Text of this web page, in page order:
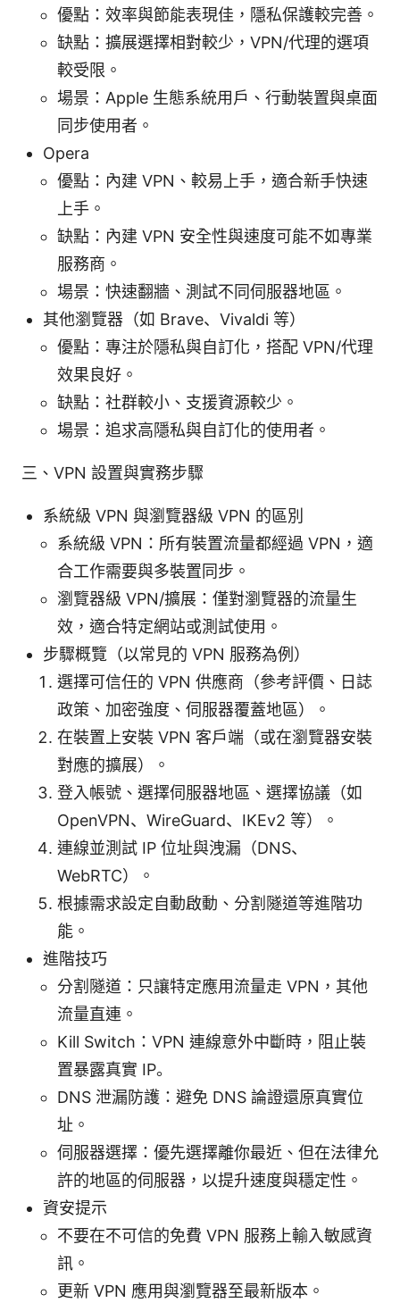
優點：效率與節能表現佳，隱私保護較完善。
缺點：擴展選擇相對較少，VPN/代理的選項
較受限。
場景：Apple 生態系統用戶、行動裝置與桌面
同步使用者。
Opera
優點：內建 VPN、較易上手，適合新手快速
上手。
缺點：內建 VPN 安全性與速度可能不如專業
服務商。
場景：快速翻牆、測試不同伺服器地區。
其他瀏覽器（如 Brave、Vivaldi 等）
優點：專注於隱私與自訂化，搭配 VPN/代理
效果良好。
缺點：社群較小、支援資源較少。
場景：追求高隱私與自訂化的使用者。
三、VPN 設置與實務步驟
系統級 VPN 與瀏覽器級 VPN 的區別
系統級 VPN：所有裝置流量都經過 VPN，適
合工作需要與多裝置同步。
瀏覽器級 VPN/擴展：僅對瀏覽器的流量生
效，適合特定網站或測試使用。
步驟概覽（以常見的 VPN 服務為例）
選擇可信任的 VPN 供應商（參考評價、日誌
政策、加密強度、伺服器覆蓋地區）。
在裝置上安裝 VPN 客戶端（或在瀏覽器安裝
對應的擴展）。
登入帳號、選擇伺服器地區、選擇協議（如
OpenVPN、WireGuard、IKEv2 等）。
連線並測試 IP 位址與洩漏（DNS、
WebRTC）。
根據需求設定自動啟動、分割隧道等進階功
能。
進階技巧
分割隧道：只讓特定應用流量走 VPN，其他
流量直連。
Kill Switch：VPN 連線意外中斷時，阻止裝
置暴露真實 IP。
DNS 泄漏防護：避免 DNS 論證還原真實位
址。
伺服器選擇：優先選擇離你最近、但在法律允
許的地區的伺服器，以提升速度與穩定性。
資安提示
不要在不可信的免費 VPN 服務上輸入敏感資
訊。
更新 VPN 應用與瀏覽器至最新版本。